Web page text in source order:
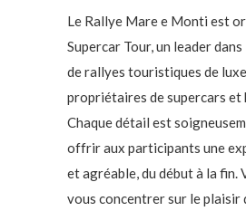
Le Rallye Mare e Monti est
Supercar Tour, un leader
de rallyes touristiques de
propriétaires de supercars et
Chaque détail est
offrir aux participants une
et agréable, du début à la fin.
vous concentrer sur le plaisir